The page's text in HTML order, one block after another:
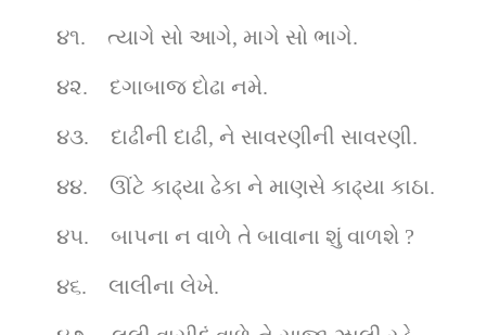
૪૧.    ત્યાગે સો આગે, માગે સો ભાગે.
૪૨.    દગાબાજ દોઢા નમે.
૪૩.    દાઢીની દાઢી, ને સાવરણીની સાવરણી.
૪૪.    ઊંટે કાઢ્યા ઢેકા ને માણસે કાઢ્યા કાઠા.
૪૫.    બાપના ન વાળે તે બાવાના શું વાળશે ?
૪૬.    લાલીના લેખે.